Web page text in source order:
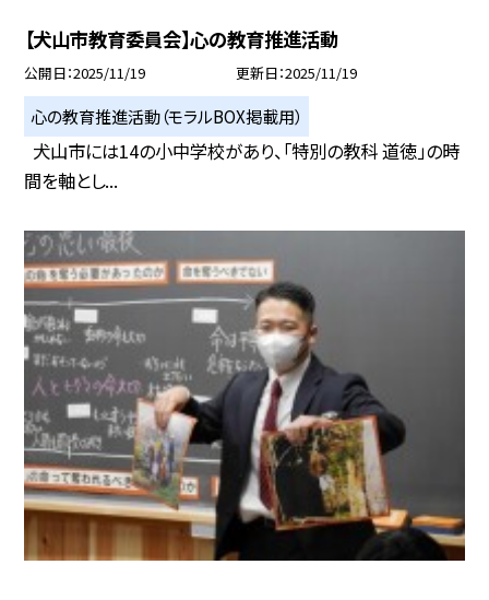
【犬山市教育委員会】心の教育推進活動
公開日 2025/11/19 更新日 2025/11/19
心の教育推進活動（モラルBOX掲載用）
犬山市には14の小中学校があり、「特別の教科 道徳」の時
間を軸とし...